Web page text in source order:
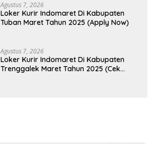
Agustus 7, 2026
Loker Kurir Indomaret Di Kabupaten
Tuban Maret Tahun 2025 (Apply Now)
Agustus 7, 2026
Loker Kurir Indomaret Di Kabupaten
Trenggalek Maret Tahun 2025 (Cek